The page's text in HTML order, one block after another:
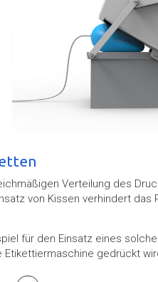
Verteilung des
von Kissen verhindert das
für den Einsatz eines
gedrückt